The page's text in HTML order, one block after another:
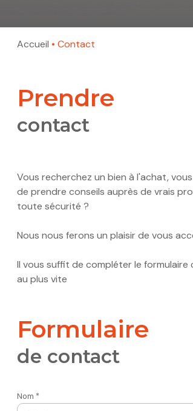
Accueil Contact
prendre
contact
Vous recherchez un bien à l'achat,
de prendre conseils auprès de vrais
toute sécurité ?
Nous nous ferons un plaisir de vous
Il vous suffit de compléter le
au plus vite
formulaire
de contact
Nom *